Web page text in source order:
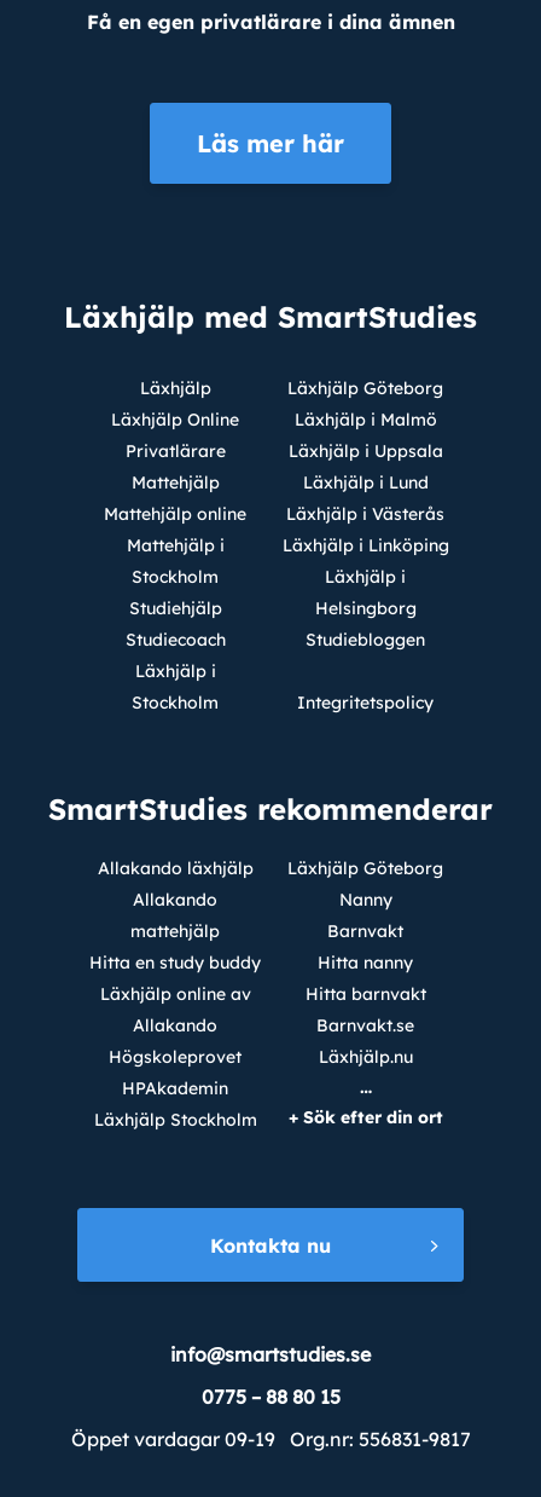
Få en egen privatlärare i dina ämnen
Läs mer här
Läxhjälp med SmartStudies
Läxhjälp
Läxhjälp Online
Privatlärare
Mattehjälp
Mattehjälp online
Mattehjälp i
Stockholm
Studiehjälp
Studiecoach
Läxhjälp i
Stockholm
Läxhjälp Göteborg
Läxhjälp i Malmö
Läxhjälp i Uppsala
Läxhjälp i Lund
Läxhjälp i Västerås
Läxhjälp i Linköping
Läxhjälp i
Helsingborg
Studiebloggen
Integritetspolicy
SmartStudies rekommenderar
Allakando läxhjälp
Allakando
mattehjälp
Hitta en study buddy
Läxhjälp online av
Allakando
Högskoleprovet
HPAkademin
Läxhjälp Stockholm
Läxhjälp Göteborg
Nanny
Barnvakt
Hitta nanny
Hitta barnvakt
Barnvakt.se
Läxhjälp.nu
…
+ Sök efter din ort
info@smartstudies.se
0775 – 88 80 15
Öppet vardagar 09-19 Org.nr: 556831-9817
Kontakta nu